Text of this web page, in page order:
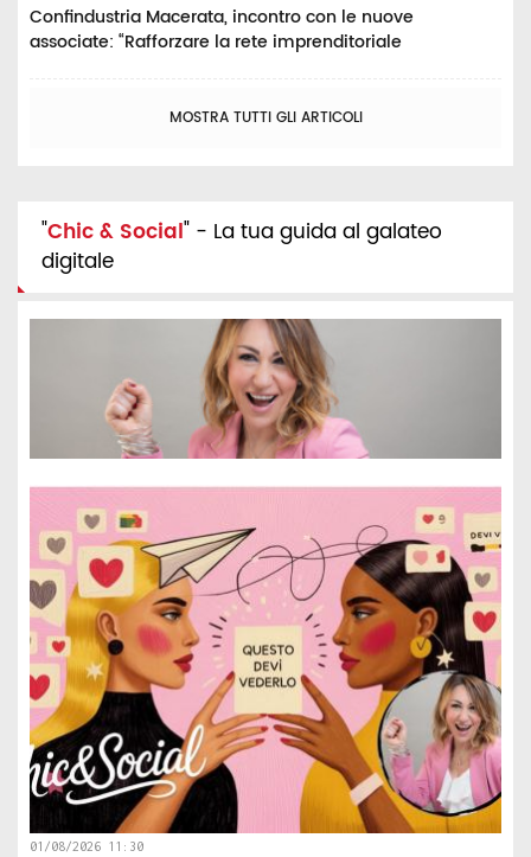
Confindustria Macerata, incontro con le nuove
associate: “Rafforzare la rete imprenditoriale
MOSTRA TUTTI GLI ARTICOLI
"Chic & Social" - La tua guida al galateo
digitale
01/08/2026 11:30